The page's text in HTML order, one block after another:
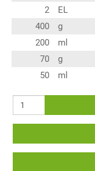
2
EL
400
g
200
ml
70
g
50
ml